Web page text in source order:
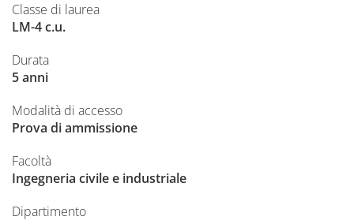
Classe di laurea
LM-4 c.u.
Durata
5 anni
Modalità di accesso
Prova di ammissione
Facoltà
Ingegneria civile e industriale
Dipartimento